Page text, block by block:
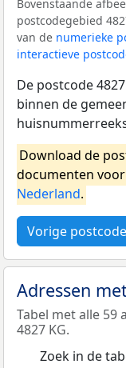
Bovenstaande
postcodegebied
van de numerieke
interactieve
De postcode
binnen de
Download de
documenten voor
Nederland.
Vorige postcode
Adressen
Tabel met alle 59
4827 KG.
Zoek in de